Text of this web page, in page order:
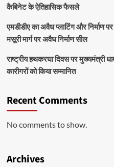
कैबिनेट के ऐतिहासिक फैसले
एमडीडीए का अवैध प्लाटिंग और निर्माण
मसूरी मार्ग पर अवैध निर्माण सील
राष्ट्रीय हथकरघा दिवस पर मुख्यमंत्री
कारीगरों को किया सम्मानित
Recent Comments
No comments to show.
Archives